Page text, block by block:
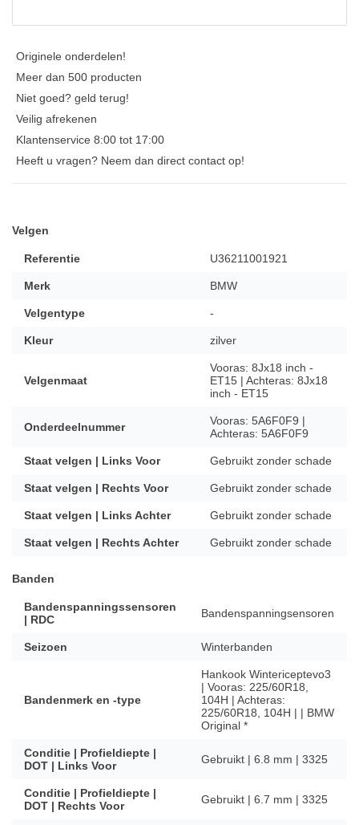
Originele onderdelen!
Meer dan 500 producten
Niet goed? geld terug!
Veilig afrekenen
Klantenservice 8:00 tot 17:00
Heeft u vragen? Neem dan direct contact op!
Velgen
Referentie U36211001921
Merk BMW
Velgentype -
Kleur zilver
Velgenmaat
Vooras: 8Jx18 inch -
ET15 | Achteras: 8Jx18
inch - ET15
Onderdeelnummer
Vooras: 5A6F0F9 |
Achteras: 5A6F0F9
Staat velgen | Links Voor Gebruikt zonder schade
Staat velgen | Rechts Voor Gebruikt zonder schade
Staat velgen | Links Achter Gebruikt zonder schade
Staat velgen | Rechts Achter Gebruikt zonder schade
Banden
Bandenspanningssensoren
| RDC
Bandenspanningsensoren
Seizoen Winterbanden
Bandenmerk en -type
Hankook Wintericeptevo3
| Vooras: 225/60R18,
104H | Achteras:
225/60R18, 104H | | BMW
Original *
Conditie | Profieldiepte |
DOT | Links Voor
Gebruikt | 6.8 mm | 3325
Conditie | Profieldiepte |
DOT | Rechts Voor
Gebruikt | 6.7 mm | 3325